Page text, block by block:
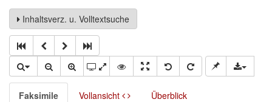
Inhaltsverz. u. Volltextsuche
Faksimile Vollansicht Überblick